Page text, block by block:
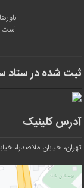
است.
ثبت شده در ستاد
آدرس کلینیک
تهران، خیابان ملاصدرا،